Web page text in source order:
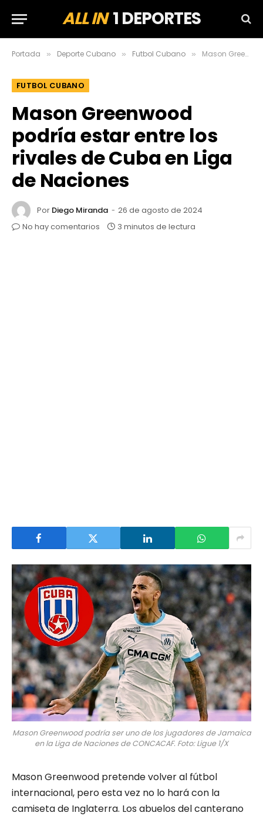
ALL IN1 DEPORTES
Portada » Deporte Cubano » Futbol Cubano » Mason Greenwood podría estar entre los rivales de Cuba en Liga de Naciones
FUTBOL CUBANO
Mason Greenwood
podría estar entre los
rivales de Cuba en Liga
de Naciones
Por Diego Miranda
26 de agosto de 2024
No hay comentarios
3 minutos de lectura
Mason Greenwood podría ser uno de los jugadores de Jamaica
en la Liga de Naciones de CONCACAF. Foto: Ligue 1/X
Mason Greenwood pretende volver al fútbol
internacional, pero esta vez no lo hará con la
camiseta de Inglaterra. Los abuelos del canterano